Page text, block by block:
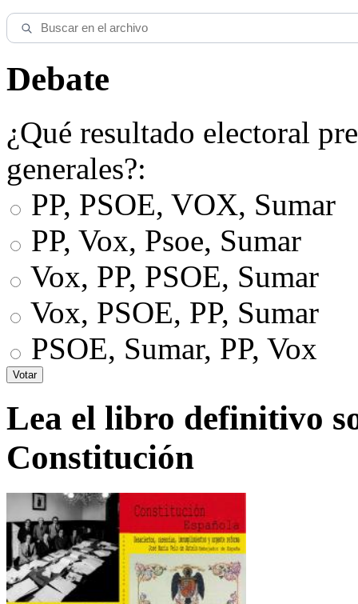
Debate
¿Qué resultado electoral
generales?:
PP, PSOE, VOX, Sumar
PP, Vox, Psoe, Sumar
Vox, PP, PSOE, Sumar
Vox, PSOE, PP, Sumar
PSOE, Sumar, PP, Vox
Lea el libro definitivo
Constitución